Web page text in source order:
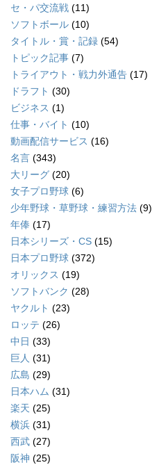
セ・パ交流戦 (11)
ソフトボール (10)
タイトル・賞・記録 (54)
トピック記事 (7)
トライアウト・戦力外通告 (17)
ドラフト (30)
ビジネス (1)
仕事・バイト (10)
動画配信サービス (16)
名言 (343)
大リーグ (20)
女子プロ野球 (6)
少年野球・草野球・練習方法 (9)
年俸 (17)
日本シリーズ・CS (15)
日本プロ野球 (372)
オリックス (19)
ソフトバンク (28)
ヤクルト (23)
ロッテ (26)
中日 (33)
巨人 (31)
広島 (29)
日本ハム (31)
楽天 (25)
横浜 (31)
西武 (27)
阪神 (25)